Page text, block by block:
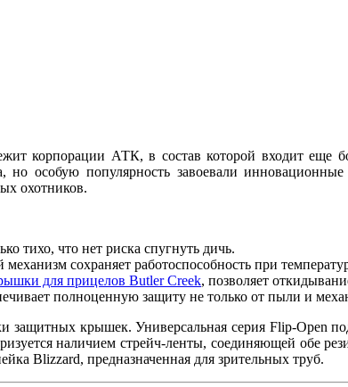
корпорации АТК, в состав которой входит еще
но особую популярность завоевали инновационные
охотников.
тихо, что нет риска спугнуть дичь.
сохраняет работоспособность при
для прицелов Butler Creek, позволяет
полноценную защиту не только от пыли и
крышек. Универсальная серия Flip-Open
наличием стрейч-ленты, соединяющей обе
Blizzard, предназначенная для зрительных труб.